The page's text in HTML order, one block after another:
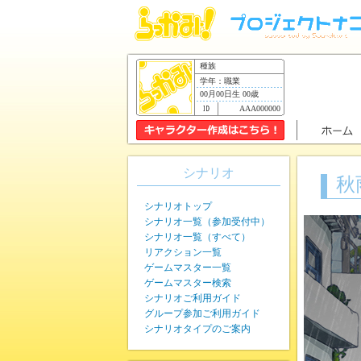
種族
学年：職業
00月00日生 00歳
AAA000000
秋
シナリオ
シナリオトップ
シナリオ一覧（参加受付中）
シナリオ一覧（すべて）
リアクション一覧
ゲームマスター一覧
ゲームマスター検索
シナリオご利用ガイド
グループ参加ご利用ガイド
シナリオタイプのご案内